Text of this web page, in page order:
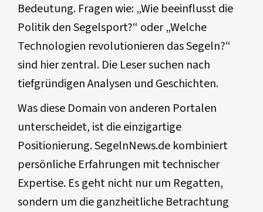
Bedeutung. Fragen wie: „Wie beeinflusst die
Politik den Segelsport?“ oder „Welche
Technologien revolutionieren das Segeln?“
sind hier zentral. Die Leser suchen nach
tiefgründigen Analysen und Geschichten.
Was diese Domain von anderen Portalen
unterscheidet, ist die einzigartige
Positionierung. SegelnNews.de kombiniert
persönliche Erfahrungen mit technischer
Expertise. Es geht nicht nur um Regatten,
sondern um die ganzheitliche Betrachtung